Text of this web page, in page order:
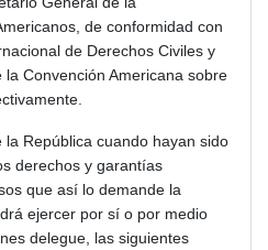
de conformidad con
de Derechos Civiles y
Convención Americana sobre
la República cuando hayan sido
derechos y garantías
que así lo demande la
ejercer por sí o por medio
delegue, las siguientes